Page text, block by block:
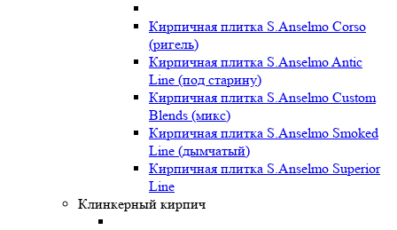
Кирпичная плитка S.Anselmo Corso
(ригель)
Кирпичная плитка S.Anselmo Antic
Line (под старину)
Кирпичная плитка S.Anselmo Custom
Blends (микс)
Кирпичная плитка S.Anselmo Smoked
Line (дымчатый)
Кирпичная плитка S.Anselmo Superior
Line
Клинкерный кирпич